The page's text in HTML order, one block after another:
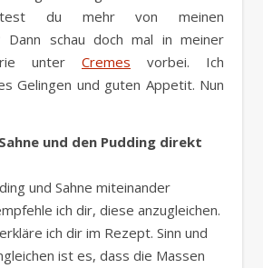
du mehr von meinen
Dann schau doch mal in meiner
unter Cremes vorbei. Ich
Gelingen und guten Appetit. Nun
und den Pudding direkt
und Sahne miteinander
ich dir, diese anzugleichen.
ich dir im Rezept. Sinn und
ist es, dass die Massen